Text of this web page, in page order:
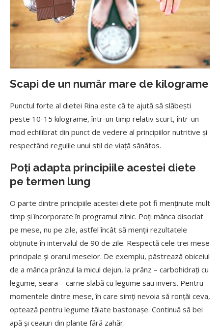
Scapi de un număr mare de kilograme
Punctul forte al dietei Rina este că te ajută să slăbești
peste 10-15 kilograme, într-un timp relativ scurt, într-un
mod echilibrat din punct de vedere al principiilor nutritive și
respectând regulile unui stil de viață sănătos.
Poți adapta principiile acestei diete
pe termen lung
O parte dintre principiile acestei diete pot fi menținute mult
timp și încorporate în programul zilnic. Poți mânca disociat
pe mese, nu pe zile, astfel încât să menții rezultatele
obținute în intervalul de 90 de zile. Respectă cele trei mese
principale și orarul meselor. De exemplu, păstrează obiceiul
de a mânca prânzul la micul dejun, la prânz – carbohidrați cu
legume, seara – carne slabă cu legume sau invers. Pentru
momentele dintre mese, în care simți nevoia să ronțăi ceva,
optează pentru legume tăiate bastonașe. Continuă să bei
apă și ceaiuri din plante fără zahăr.